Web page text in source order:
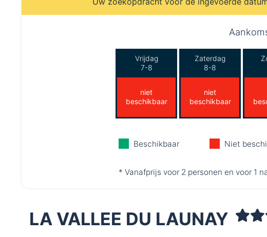
Vrijdag
7-8
niet
beschikbaar
Zaterdag
8-8
niet
beschikbaar
Beschikbaar Niet
* Vanafprijs voor 2 personen en voor 1
LA VALLEE DU LAUNAY